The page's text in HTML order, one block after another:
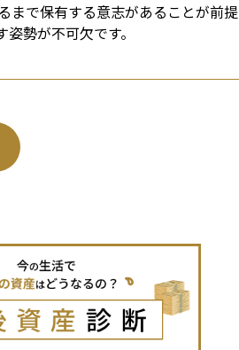
まで保有する意志があることが前提
勢が不可欠です。